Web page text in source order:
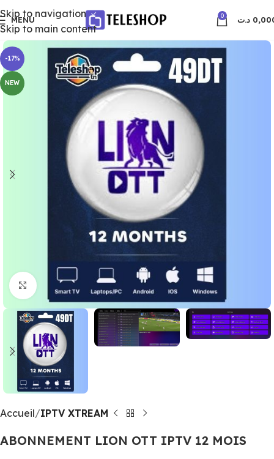
Skip to navigation
Skip to main content
MENU 0 د.ت
-17%
NEW
Click to enlarge
Accueil IPTV XTREAM
ABONNEMENT LION OTT IPTV 12 MOIS